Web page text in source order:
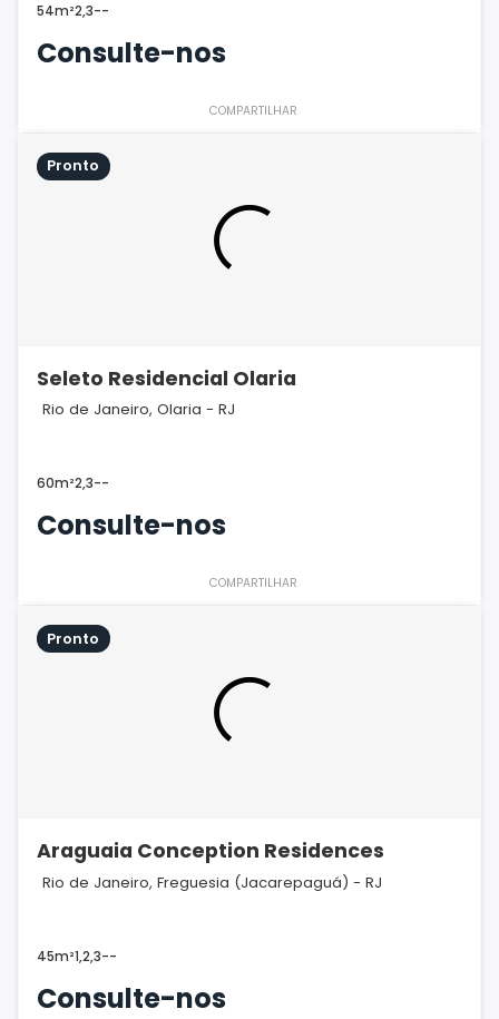
54m²2,3--
Consulte-nos
COMPARTILHAR
Pronto
Seleto Residencial Olaria
Rio de Janeiro, Olaria - RJ
60m²2,3--
Consulte-nos
COMPARTILHAR
Pronto
Araguaia Conception Residences
Rio de Janeiro, Freguesia (Jacarepaguá) - RJ
45m²1,2,3--
Consulte-nos